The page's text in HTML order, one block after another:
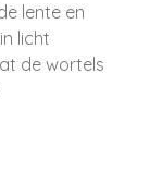
lente en
licht
de wortels